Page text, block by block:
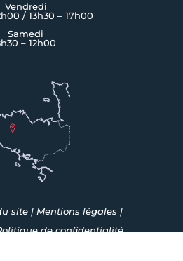
Vendredi
/ 13h30 – 17h00
Samedi
– 12h00
site | Mentions légales |
de confidentialité